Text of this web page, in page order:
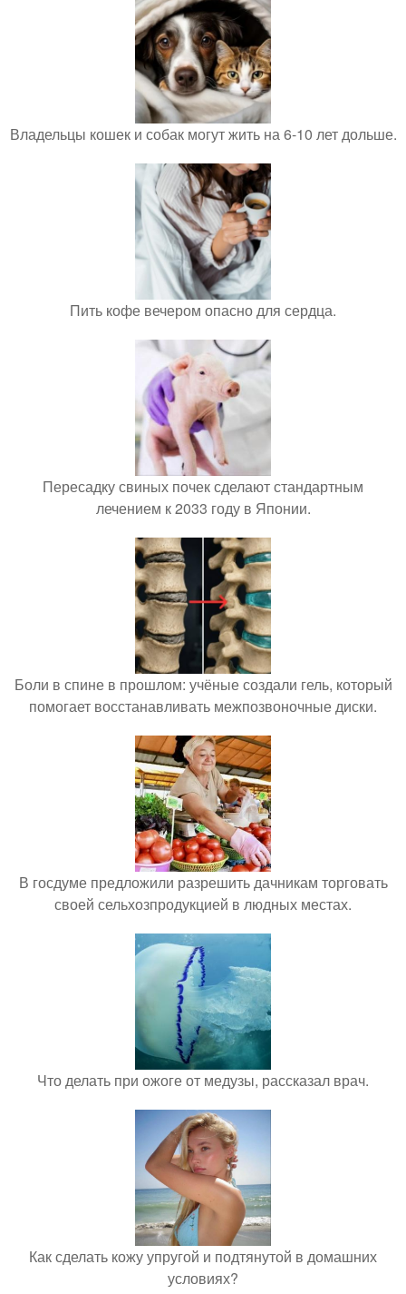
Владельцы кошек и собак могут жить на 6-10 лет дольше.
Пить кофе вечером опасно для сердца.
Пересадку свиных почек сделают стандартным
лечением к 2033 году в Японии.
Боли в спине в прошлом: учёные создали гель, который
помогает восстанавливать межпозвоночные диски.
В госдуме предложили разрешить дачникам торговать
своей сельхозпродукцией в людных местах.
Что делать при ожоге от медузы, рассказал врач.
Как сделать кожу упругой и подтянутой в домашних
условиях?